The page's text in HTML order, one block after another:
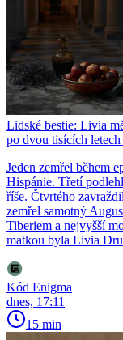
Lidské bestie: Livia
po dvou tisících
Jeden zemřel během
Hispánie. Třetí
říše. Čtvrtého
zemřel samotný
Tiberiem a nejvyšší
matkou byla Livia
Kód Enigma
dnes, 17:11
15 min